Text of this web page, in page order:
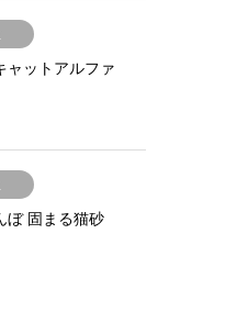
ャットアルファ
ぼ 固まる猫砂